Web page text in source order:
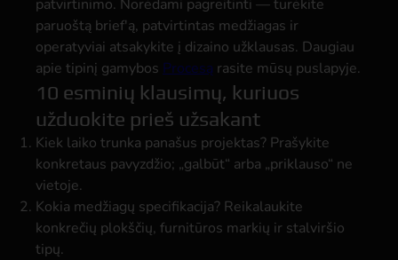
patvirtinimo. Norėdami pagreitinti — turėkite
paruoštą brief'ą, patvirtintas medžiagas ir
operatyviai atsakykite į dizaino užklausas. Daugiau
apie tipinį gamybos Procesą rasite mūsų puslapyje.
10 esminių klausimų, kuriuos
užduokite prieš užsakant
Kiek laiko trunka panašus projektas? Prašykite
konkretaus pavyzdžio; „galbūt“ arba „priklauso“ ne
vietoje.
Kokia medžiagų specifikacija? Reikalaukite
konkrečių plokščių, furnitūros markių ir stalviršio
tipų.